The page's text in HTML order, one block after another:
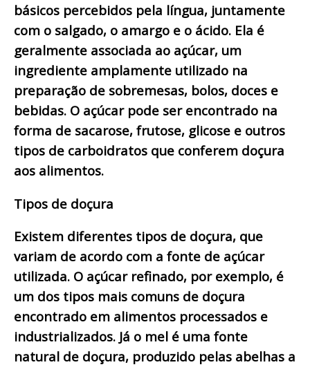
básicos percebidos pela língua, juntamente
com o salgado, o amargo e o ácido. Ela é
geralmente associada ao açúcar, um
ingrediente amplamente utilizado na
preparação de sobremesas, bolos, doces e
bebidas. O açúcar pode ser encontrado na
forma de sacarose, frutose, glicose e outros
tipos de carboidratos que conferem doçura
aos alimentos.
Tipos de doçura
Existem diferentes tipos de doçura, que
variam de acordo com a fonte de açúcar
utilizada. O açúcar refinado, por exemplo, é
um dos tipos mais comuns de doçura
encontrado em alimentos processados e
industrializados. Já o mel é uma fonte
natural de doçura, produzido pelas abelhas a